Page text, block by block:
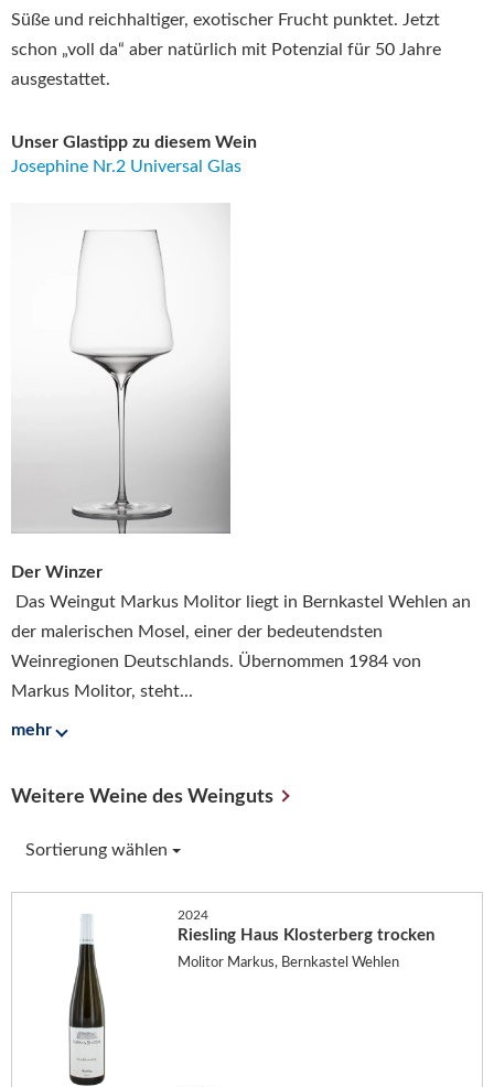
Süße und reichhaltiger, exotischer Frucht punktet. Jetzt
schon „voll da“ aber natürlich mit Potenzial für 50 Jahre
ausgestattet.
Unser Glastipp zu diesem Wein
Josephine Nr.2 Universal Glas
Der Winzer
Das Weingut Markus Molitor liegt in Bernkastel Wehlen an
der malerischen Mosel, einer der bedeutendsten
Weinregionen Deutschlands. Übernommen 1984 von
Markus Molitor, steht...
mehr
Weitere Weine des Weinguts
Sortierung wählen
2024
Riesling Haus Klosterberg trocken
Molitor Markus, Bernkastel Wehlen